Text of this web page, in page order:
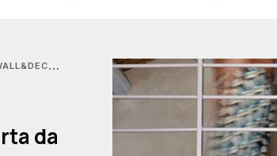
TELL ME TILES TS CARTA DA PARATI
da